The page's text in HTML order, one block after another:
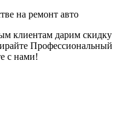
на ремонт авто
клиентам дарим скидку
Профессиональный
с нами!